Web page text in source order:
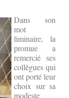
Dans son
mot
liminaire, la
promue a
remercié ses
collègues qui
ont porté leur
choix sur sa
modeste